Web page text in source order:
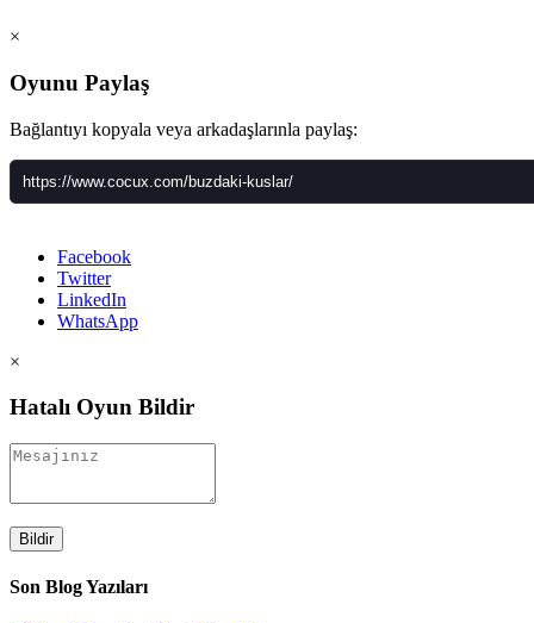
×
Oyunu Paylaş
Bağlantıyı kopyala veya arkadaşlarınla paylaş:
Facebook
Twitter
LinkedIn
WhatsApp
×
Hatalı Oyun Bildir
Bildir
Son Blog Yazıları